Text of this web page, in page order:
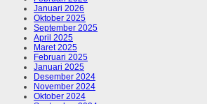
Januari 2026
Oktober 2025
September 2025
April 2025
Maret 2025
Februari 2025
Januari 2025
Desember 2024
November 2024
Oktober 2024